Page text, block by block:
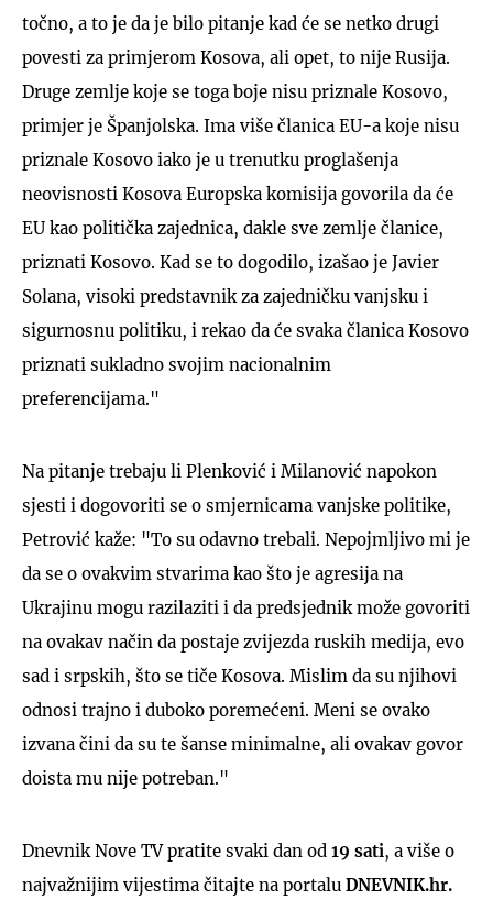
točno, a to je da je bilo pitanje kad će se netko drugi
povesti za primjerom Kosova, ali opet, to nije Rusija.
Druge zemlje koje se toga boje nisu priznale Kosovo,
primjer je Španjolska. Ima više članica EU-a koje nisu
priznale Kosovo iako je u trenutku proglašenja
neovisnosti Kosova Europska komisija govorila da će
EU kao politička zajednica, dakle sve zemlje članice,
priznati Kosovo. Kad se to dogodilo, izašao je Javier
Solana, visoki predstavnik za zajedničku vanjsku i
sigurnosnu politiku, i rekao da će svaka članica Kosovo
priznati sukladno svojim nacionalnim
preferencijama."
Na pitanje trebaju li Plenković i Milanović napokon
sjesti i dogovoriti se o smjernicama vanjske politike,
Petrović kaže: "To su odavno trebali. Nepojmljivo mi je
da se o ovakvim stvarima kao što je agresija na
Ukrajinu mogu razilaziti i da predsjednik može govoriti
na ovakav način da postaje zvijezda ruskih medija, evo
sad i srpskih, što se tiče Kosova. Mislim da su njihovi
odnosi trajno i duboko poremećeni. Meni se ovako
izvana čini da su te šanse minimalne, ali ovakav govor
doista mu nije potreban."
Dnevnik Nove TV pratite svaki dan od 19 sati, a više o
najvažnijim vijestima čitajte na portalu DNEVNIK.hr.